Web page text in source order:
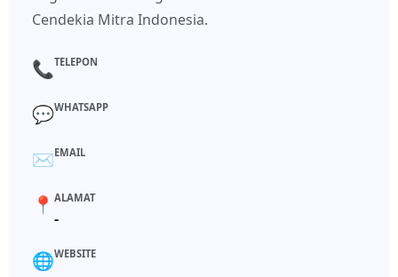
Cendekia Mitra Indonesia.
📞TELEPON
💬WHATSAPP
✉️EMAIL
📍 ALAMAT
-
🌐WEBSITE